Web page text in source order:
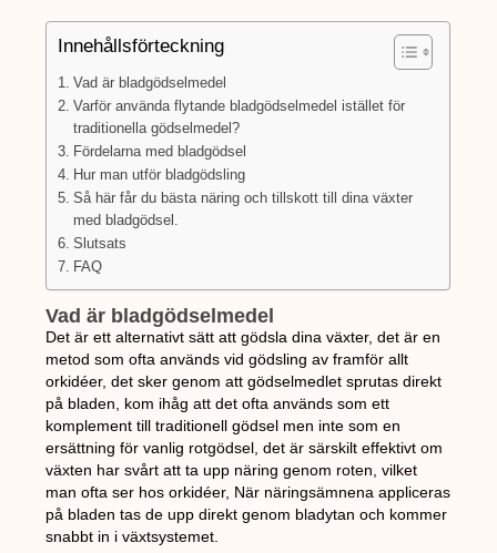
Innehållsförteckning
Vad är bladgödselmedel
Varför använda flytande bladgödselmedel istället för
traditionella gödselmedel?
Fördelarna med bladgödsel
Hur man utför bladgödsling
Så här får du bästa näring och tillskott till dina växter
med bladgödsel.
Slutsats
FAQ
Vad är bladgödselmedel
Det är ett alternativt sätt att gödsla dina växter, det är en
metod som ofta används vid gödsling av framför allt
orkidéer, det sker genom att gödselmedlet sprutas direkt
på bladen, kom ihåg att det ofta används som ett
komplement till traditionell gödsel men inte som en
ersättning för vanlig rotgödsel, det är särskilt effektivt om
växten har svårt att ta upp näring genom roten, vilket
man ofta ser hos orkidéer, När näringsämnena appliceras
på bladen tas de upp direkt genom bladytan och kommer
snabbt in i växtsystemet.